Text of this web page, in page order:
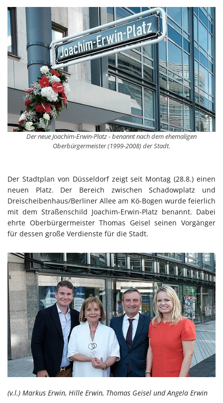
Der neue Joachim-Erwin-Platz - benannt nach dem ehemaligen
Oberbürgermeister (1999-2008) der Stadt.
Der Stadtplan von Düsseldorf zeigt seit Montag (28.8.) einen
neuen Platz. Der Bereich zwischen Schadowplatz und
Dreischeibenhaus/Berliner Allee am Kö-Bogen wurde feierlich
mit dem Straßenschild Joachim-Erwin-Platz benannt. Dabei
ehrte Oberbürgermeister Thomas Geisel seinen Vorgänger
für dessen große Verdienste für die Stadt.
(v.l.) Markus Erwin, Hille Erwin, Thomas Geisel und Angela Erwin